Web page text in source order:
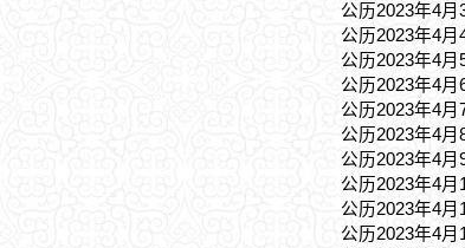
公历2023年4月
公历2023年4
公历2023年4
公历2023年4
公历2023年4
公历2023年4
公历2023年4
公历2023年4
公历2023年4
公历2023年4